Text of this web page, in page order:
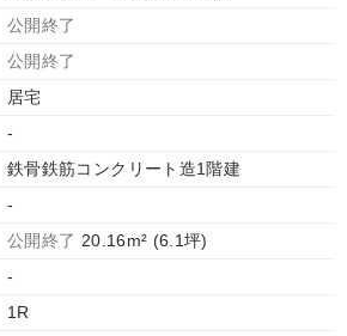
公開終了
公開終了
居宅
-
鉄骨鉄筋コンクリート造1階建
-
公開終了 20.16m² (6.1坪)
-
1R